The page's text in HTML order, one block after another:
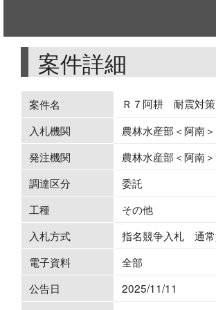
案件詳細
案件名
Ｒ７阿耕 耐震対
入札機関
農林水産部＜阿南＞
発注機関
農林水産部＜阿南＞
調達区分
委託
工種
その他
入札方式
指名競争入札 通
電子資料
全部
公告日
2025/11/11